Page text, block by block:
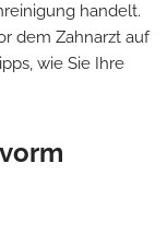
handelt.
dem Zahnarzt auf
wie Sie Ihre